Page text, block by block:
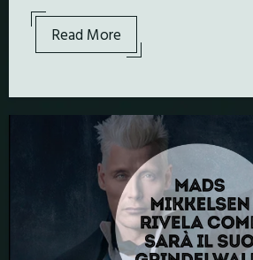
Read More